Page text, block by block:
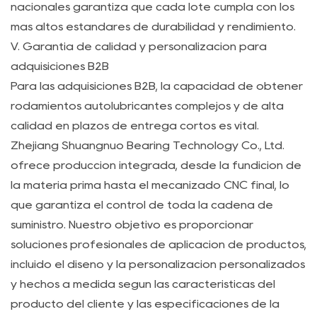
del
buje
de
bronce
sin
aceite
en
la
vida
útil
de
un
rodamiento
lubricado
tradicional?
7.5
nacionales garantiza que cada lote cumpla con los
más altos estándares de durabilidad y rendimiento.
V. Garantía de calidad y personalización para
adquisiciones B2B
Para las adquisiciones B2B, la capacidad de obtener
rodamientos autolubricantes complejos y de alta
calidad en plazos de entrega cortos es vital.
Zhejiang Shuangnuo Bearing Technology Co., Ltd.
ofrece producción integrada, desde la fundición de
la materia prima hasta el mecanizado CNC final, lo
que garantiza el control de toda la cadena de
suministro. Nuestro objetivo es proporcionar
soluciones profesionales de aplicación de productos,
incluido el diseño y la personalización personalizados
y hechos a medida según las características del
producto del cliente y las especificaciones de la